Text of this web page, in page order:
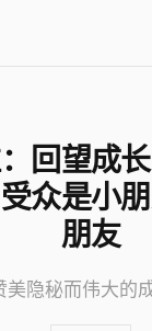
回望成
众是小
朋友
美隐秘而伟大的成